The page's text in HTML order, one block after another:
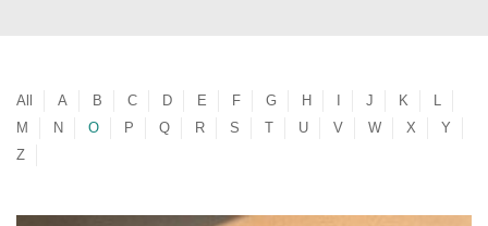
All A B C D E F G H J K
L
M
N O P Q R S T U V W X
Y
Z